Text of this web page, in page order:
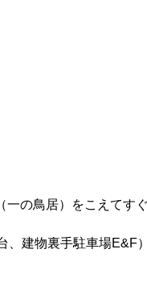
の鳥居）をこえてす
建物裏手駐車場E&F）